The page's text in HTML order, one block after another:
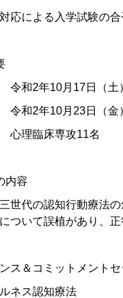
応による入学試験の合
和2年10月17日（
和2年10月23日（
理臨床専攻11名
内容
世代の認知行動療法
ついて誤植があり、正
ス＆コミットメントセ
ネス認知療法